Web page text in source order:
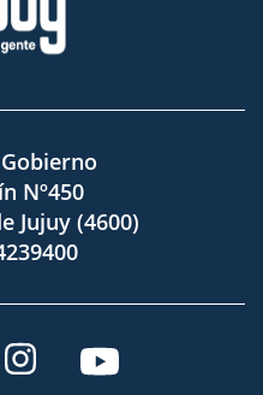
Nº450
Jujuy (4600)